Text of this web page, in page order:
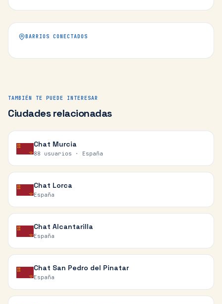
BARRIOS CONECTADOS
TAMBIÉN TE PUEDE INTERESAR
Ciudades relacionadas
Chat Murcia
88 usuarios · España
Chat Lorca
España
Chat Alcantarilla
España
Chat San Pedro del Pinatar
España